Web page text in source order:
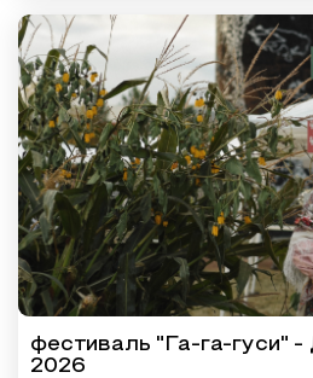
фестиваль "Га-га-гуси" -
2026